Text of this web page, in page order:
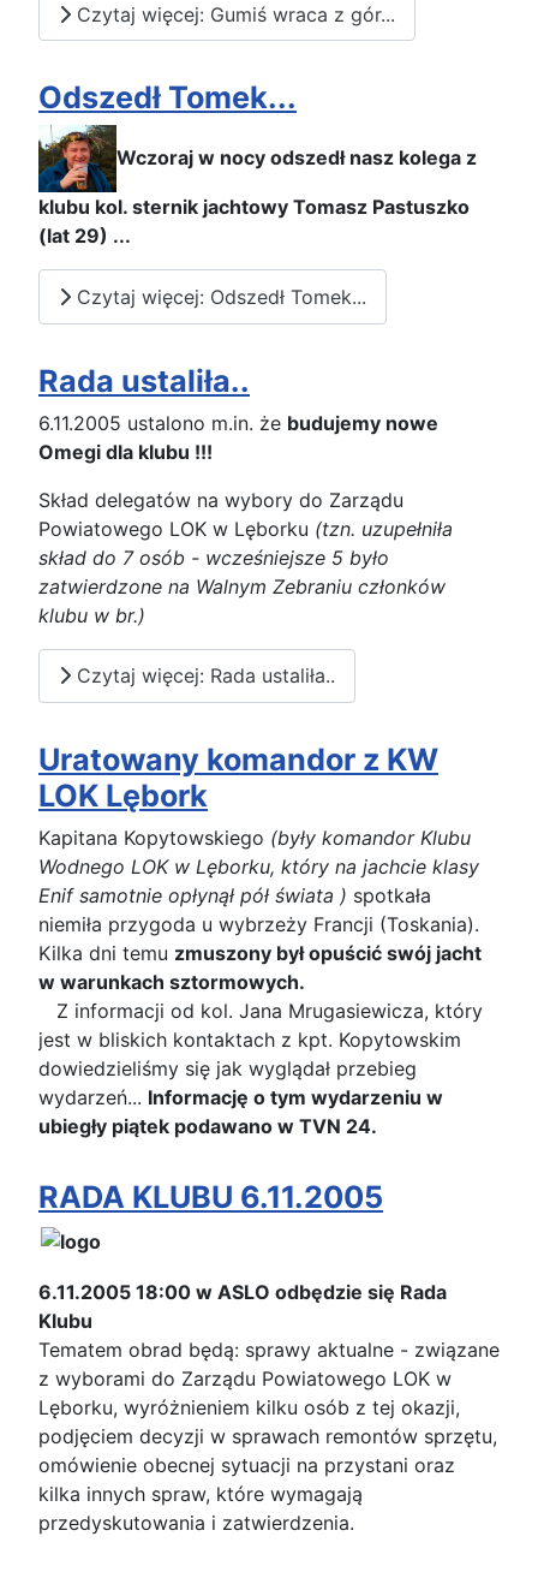
Czytaj więcej: Gumiś wraca z gór...
Odszedł Tomek...
Wczoraj w nocy odszedł nasz kolega z
klubu kol. sternik jachtowy Tomasz Pastuszko
(lat 29) ...
Czytaj więcej: Odszedł Tomek...
Rada ustaliła..
6.11.2005 ustalono m.in. że budujemy nowe
Omegi dla klubu !!!
Skład delegatów na wybory do Zarządu
Powiatowego LOK w Lęborku (tzn. uzupełniła
skład do 7 osób - wcześniejsze 5 było
zatwierdzone na Walnym Zebraniu członków
klubu w br.)
Czytaj więcej: Rada ustaliła..
Uratowany komandor z KW
LOK Lębork
Kapitana Kopytowskiego (były komandor Klubu
Wodnego LOK w Lęborku, który na jachcie klasy
Enif samotnie opłynął pół świata ) spotkała
niemiła przygoda u wybrzeży Francji (Toskania).
Kilka dni temu zmuszony był opuścić swój jacht
w warunkach sztormowych.
Z informacji od kol. Jana Mrugasiewicza, który
jest w bliskich kontaktach z kpt. Kopytowskim
dowiedzieliśmy się jak wyglądał przebieg
wydarzeń... Informację o tym wydarzeniu w
ubiegły piątek podawano w TVN 24.
RADA KLUBU 6.11.2005
6.11.2005 18:00 w ASLO odbędzie się Rada
Klubu
Tematem obrad będą: sprawy aktualne - związane
z wyborami do Zarządu Powiatowego LOK w
Lęborku, wyróżnieniem kilku osób z tej okazji,
podjęciem decyzji w sprawach remontów sprzętu,
omówienie obecnej sytuacji na przystani oraz
kilka innych spraw, które wymagają
przedyskutowania i zatwierdzenia.